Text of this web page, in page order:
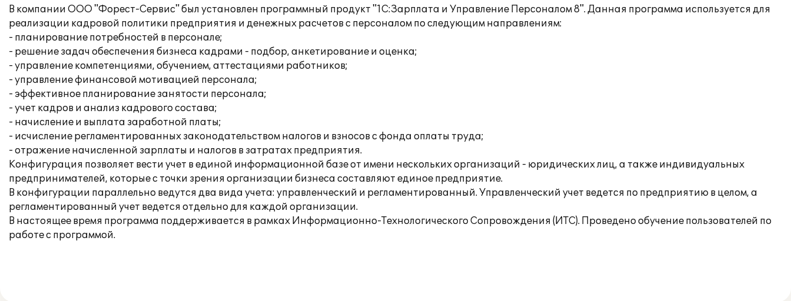
В компании ООО "Форест-Сервис" был установлен программный продукт "1С:Зарплата и Управление Персоналом 8". Данная программа используется для
реализации кадровой политики предприятия и денежных расчетов с персоналом по следующим направлениям:
- планирование потребностей в персонале;
- решение задач обеспечения бизнеса кадрами - подбор, анкетирование и оценка;
- управление компетенциями, обучением, аттестациями работников;
- управление финансовой мотивацией персонала;
- эффективное планирование занятости персонала;
- учет кадров и анализ кадрового состава;
- начисление и выплата заработной платы;
- исчисление регламентированных законодательством налогов и взносов с фонда оплаты труда;
- отражение начисленной зарплаты и налогов в затратах предприятия.
Конфигурация позволяет вести учет в единой информационной базе от имени нескольких организаций - юридических лиц, а также индивидуальных
предпринимателей, которые с точки зрения организации бизнеса составляют единое предприятие.
В конфигурации параллельно ведутся два вида учета: управленческий и регламентированный. Управленческий учет ведется по предприятию в целом, а
регламентированный учет ведется отдельно для каждой организации.
В настоящее время программа поддерживается в рамках Информационно-Технологического Сопровождения (ИТС). Проведено обучение пользователей по
работе с программой.